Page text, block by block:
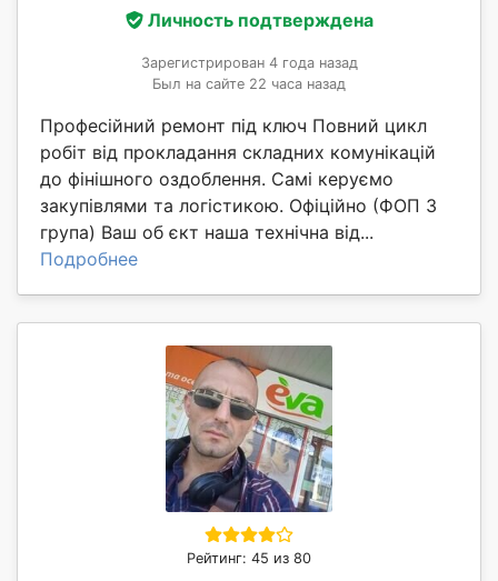
Личность подтверждена
Зарегистрирован 4 года назад
Был на сайте 22 часа назад
Професійний ремонт під ключ Повний цикл
робіт від прокладання складних комунікацій
до фінішного оздоблення. Самі керуємо
закупівлями та логістикою. Офіційно (ФОП 3
група) Ваш об єкт наша технічна від...
Подробнее
Рейтинг: 45 из 80